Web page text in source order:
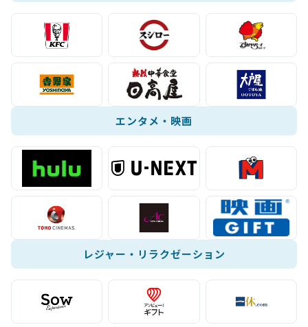
エンタメ・映画
レジャー・リラクゼーション